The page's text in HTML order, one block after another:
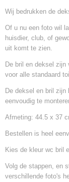
Wij bedrukken de
Of u nu een foto wil
huisdier, club, of
uit komt te zien.
De bril en deksel
voor alle standaard
De deksel en bril zijn
eenvoudig te
Afmeting: 44.5 x 37
Bestellen is heel
Kies de kleur wc bril
Volg de stappen, en
verschillende foto's